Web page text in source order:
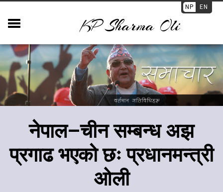
NP EN
KP Sharma Oli
नेपाल–चीन सम्बन्ध अझ
प्रगाढ भएको छः प्रधानमन्त्री
ओली